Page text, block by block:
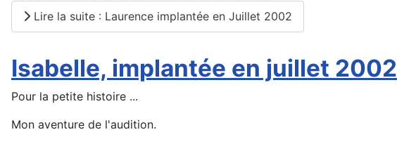
Lire la suite : Laurence implantée en Juillet 2002
Isabelle, implantée en juillet 2002
Pour la petite histoire ...
Mon aventure de l'audition.